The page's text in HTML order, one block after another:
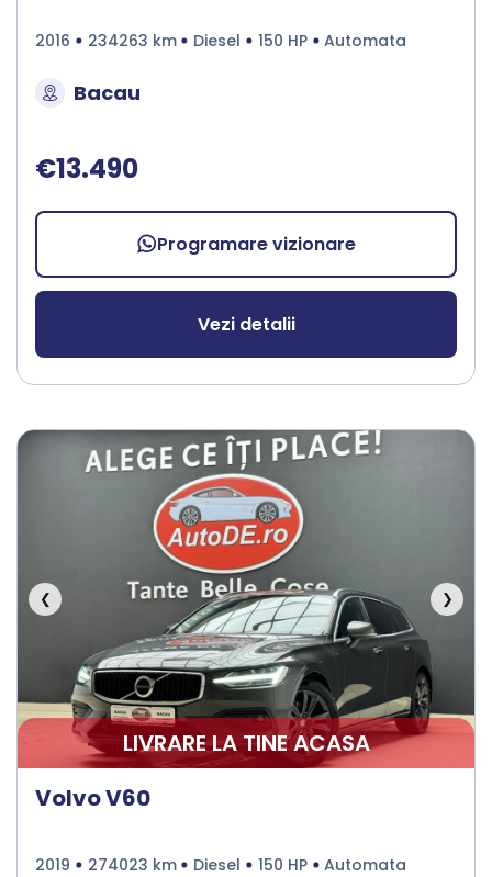
2016 234263 km Diesel 150 HP Automata
Bacau
€13.490
Programare vizionare
Vezi detalii
❮ ❯
LIVRARE LA TINE ACASA
Volvo V60
2019 274023 km Diesel 150 HP Automata